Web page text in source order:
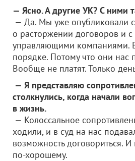
— Ясно. А другие УК? С ними
— Да. Мы уже опубликовали
о расторжении договоров и
управляющими компаниями.
порядке. Потому что они нас
Вообще не платят. Только
— Я представляю
столкнулись, когда начали
в жизнь.
— Колоссальное
ходили, и в суд на нас
возможность договориться.
по-хорошему.